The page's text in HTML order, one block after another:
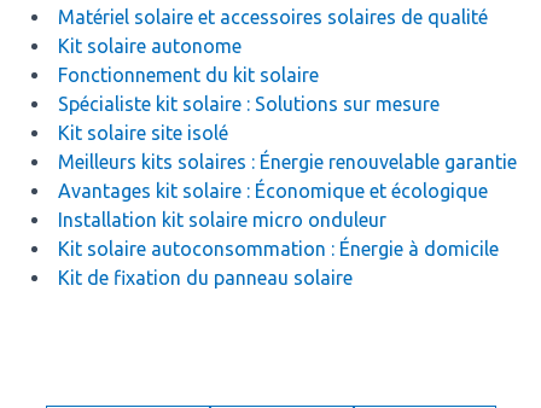
Matériel solaire et accessoires solaires de qualité
Kit solaire autonome
Fonctionnement du kit solaire
Spécialiste kit solaire : Solutions sur mesure
Kit solaire site isolé
Meilleurs kits solaires : Énergie renouvelable garantie
Avantages kit solaire : Économique et écologique
Installation kit solaire micro onduleur
Kit solaire autoconsommation : Énergie à domicile
Kit de fixation du panneau solaire